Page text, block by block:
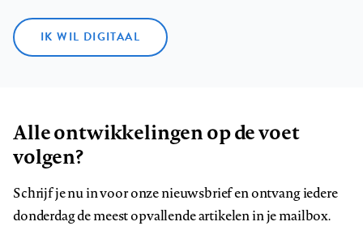
IK WIL DIGITAAL
Alle ontwikkelingen op de voet
volgen?
Schrijf je nu in voor onze nieuwsbrief en ontvang iedere
donderdag de meest opvallende artikelen in je mailbox.